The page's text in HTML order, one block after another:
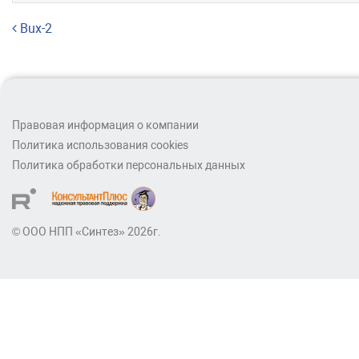
Навигация по записям
Bux-2
Правовая информация о компании
Политика использования cookies
Политика обработки персональных данных
© ООО НПП «Синтез» 2026г.